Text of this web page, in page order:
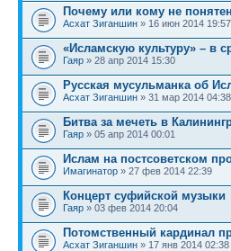
Почему или кому не
Асхат Зиганшин » 16 июн 2014 19:57
«Исламскую культуру» – в
Гаяр » 28 апр 2014 15:30
Русская мусульманка об
Асхат Зиганшин » 31 мар 2014 04:38
Битва за мечеть в
Гаяр » 05 апр 2014 00:01
Ислам на постсоветском
Имагинатор » 27 фев 2014 22:39
Концерт суфийской музыки
Гаяр » 03 фев 2014 20:04
Потомственный кардинал
Асхат Зиганшин » 17 янв 2014 02:38